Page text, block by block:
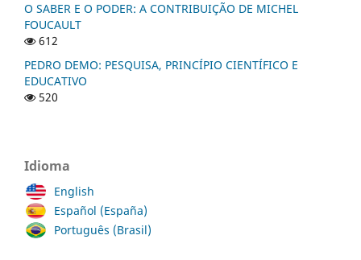
O SABER E O PODER: A CONTRIBUIÇÃO DE MICHEL
FOUCAULT
612
PEDRO DEMO: PESQUISA, PRINCÍPIO CIENTÍFICO E
EDUCATIVO
520
Idioma
English
Español (España)
Português (Brasil)